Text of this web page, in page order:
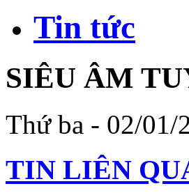
Tin tức
SIÊU ÂM
Thứ ba - 02/01/
TIN LIÊN